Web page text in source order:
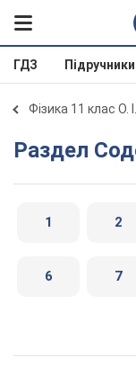
ГДЗ Підручники
Фізика 11 клас О.
Раздел
1 2
6 7